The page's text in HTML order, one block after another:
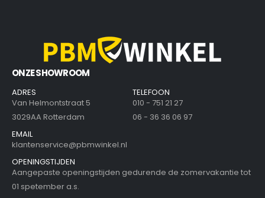
ONZE SHOWROOM
ADRES
Van Helmontstraat 5
3029AA Rotterdam
TELEFOON
010 - 751 21 27
06 - 36 36 06 97
EMAIL
klantenservice@pbmwinkel.nl
OPENINGSTIJDEN
Aangepaste openingstijden gedurende de zomervakantie tot
01 spetember a.s.